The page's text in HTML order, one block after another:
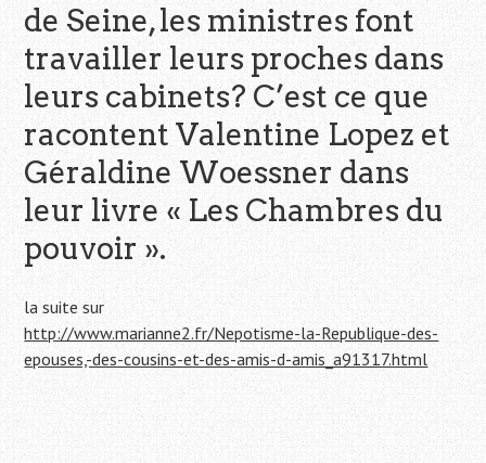
de Seine, les ministres font
travailler leurs proches dans
leurs cabinets? C’est ce que
racontent Valentine Lopez et
Géraldine Woessner dans
leur livre « Les Chambres du
pouvoir ».
la suite sur
http://www.marianne2.fr/Nepotisme-la-Republique-des-
epouses,-des-cousins-et-des-amis-d-amis_a91317.html